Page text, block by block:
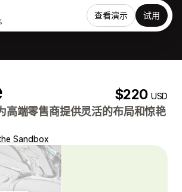
查看演示 试用
$220USD
高端零售商提供灵活的布局和惊艳
Sandbox